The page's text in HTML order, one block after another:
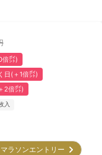
倍㌽)
日(＋1倍㌽)
2倍㌽)
入
マラソンエントリー